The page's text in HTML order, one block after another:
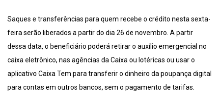
Saques e transferências para quem recebe o crédito nesta sexta-
feira serão liberados a partir do dia 26 de novembro. A partir
dessa data, o beneficiário poderá retirar o auxílio emergencial no
caixa eletrônico, nas agências da Caixa ou lotéricas ou usar o
aplicativo Caixa Tem para transferir o dinheiro da poupança digital
para contas em outros bancos, sem o pagamento de tarifas.